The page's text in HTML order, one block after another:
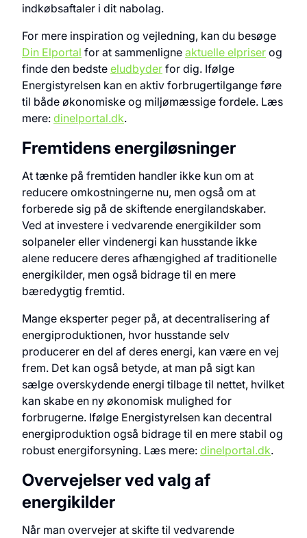
indkøbsaftaler i dit nabolag.
For mere inspiration og vejledning, kan du besøge
Din Elportal for at sammenligne aktuelle elpriser og
finde den bedste eludbyder for dig. Ifølge
Energistyrelsen kan en aktiv forbrugertilgange føre
til både økonomiske og miljømæssige fordele. Læs
mere: dinelportal.dk.
Fremtidens energiløsninger
At tænke på fremtiden handler ikke kun om at
reducere omkostningerne nu, men også om at
forberede sig på de skiftende energilandskaber.
Ved at investere i vedvarende energikilder som
solpaneler eller vindenergi kan husstande ikke
alene reducere deres afhængighed af traditionelle
energikilder, men også bidrage til en mere
bæredygtig fremtid.
Mange eksperter peger på, at decentralisering af
energiproduktionen, hvor husstande selv
producerer en del af deres energi, kan være en vej
frem. Det kan også betyde, at man på sigt kan
sælge overskydende energi tilbage til nettet, hvilket
kan skabe en ny økonomisk mulighed for
forbrugerne. Ifølge Energistyrelsen kan decentral
energiproduktion også bidrage til en mere stabil og
robust energiforsyning. Læs mere: dinelportal.dk.
Overvejelser ved valg af
energikilder
Når man overvejer at skifte til vedvarende